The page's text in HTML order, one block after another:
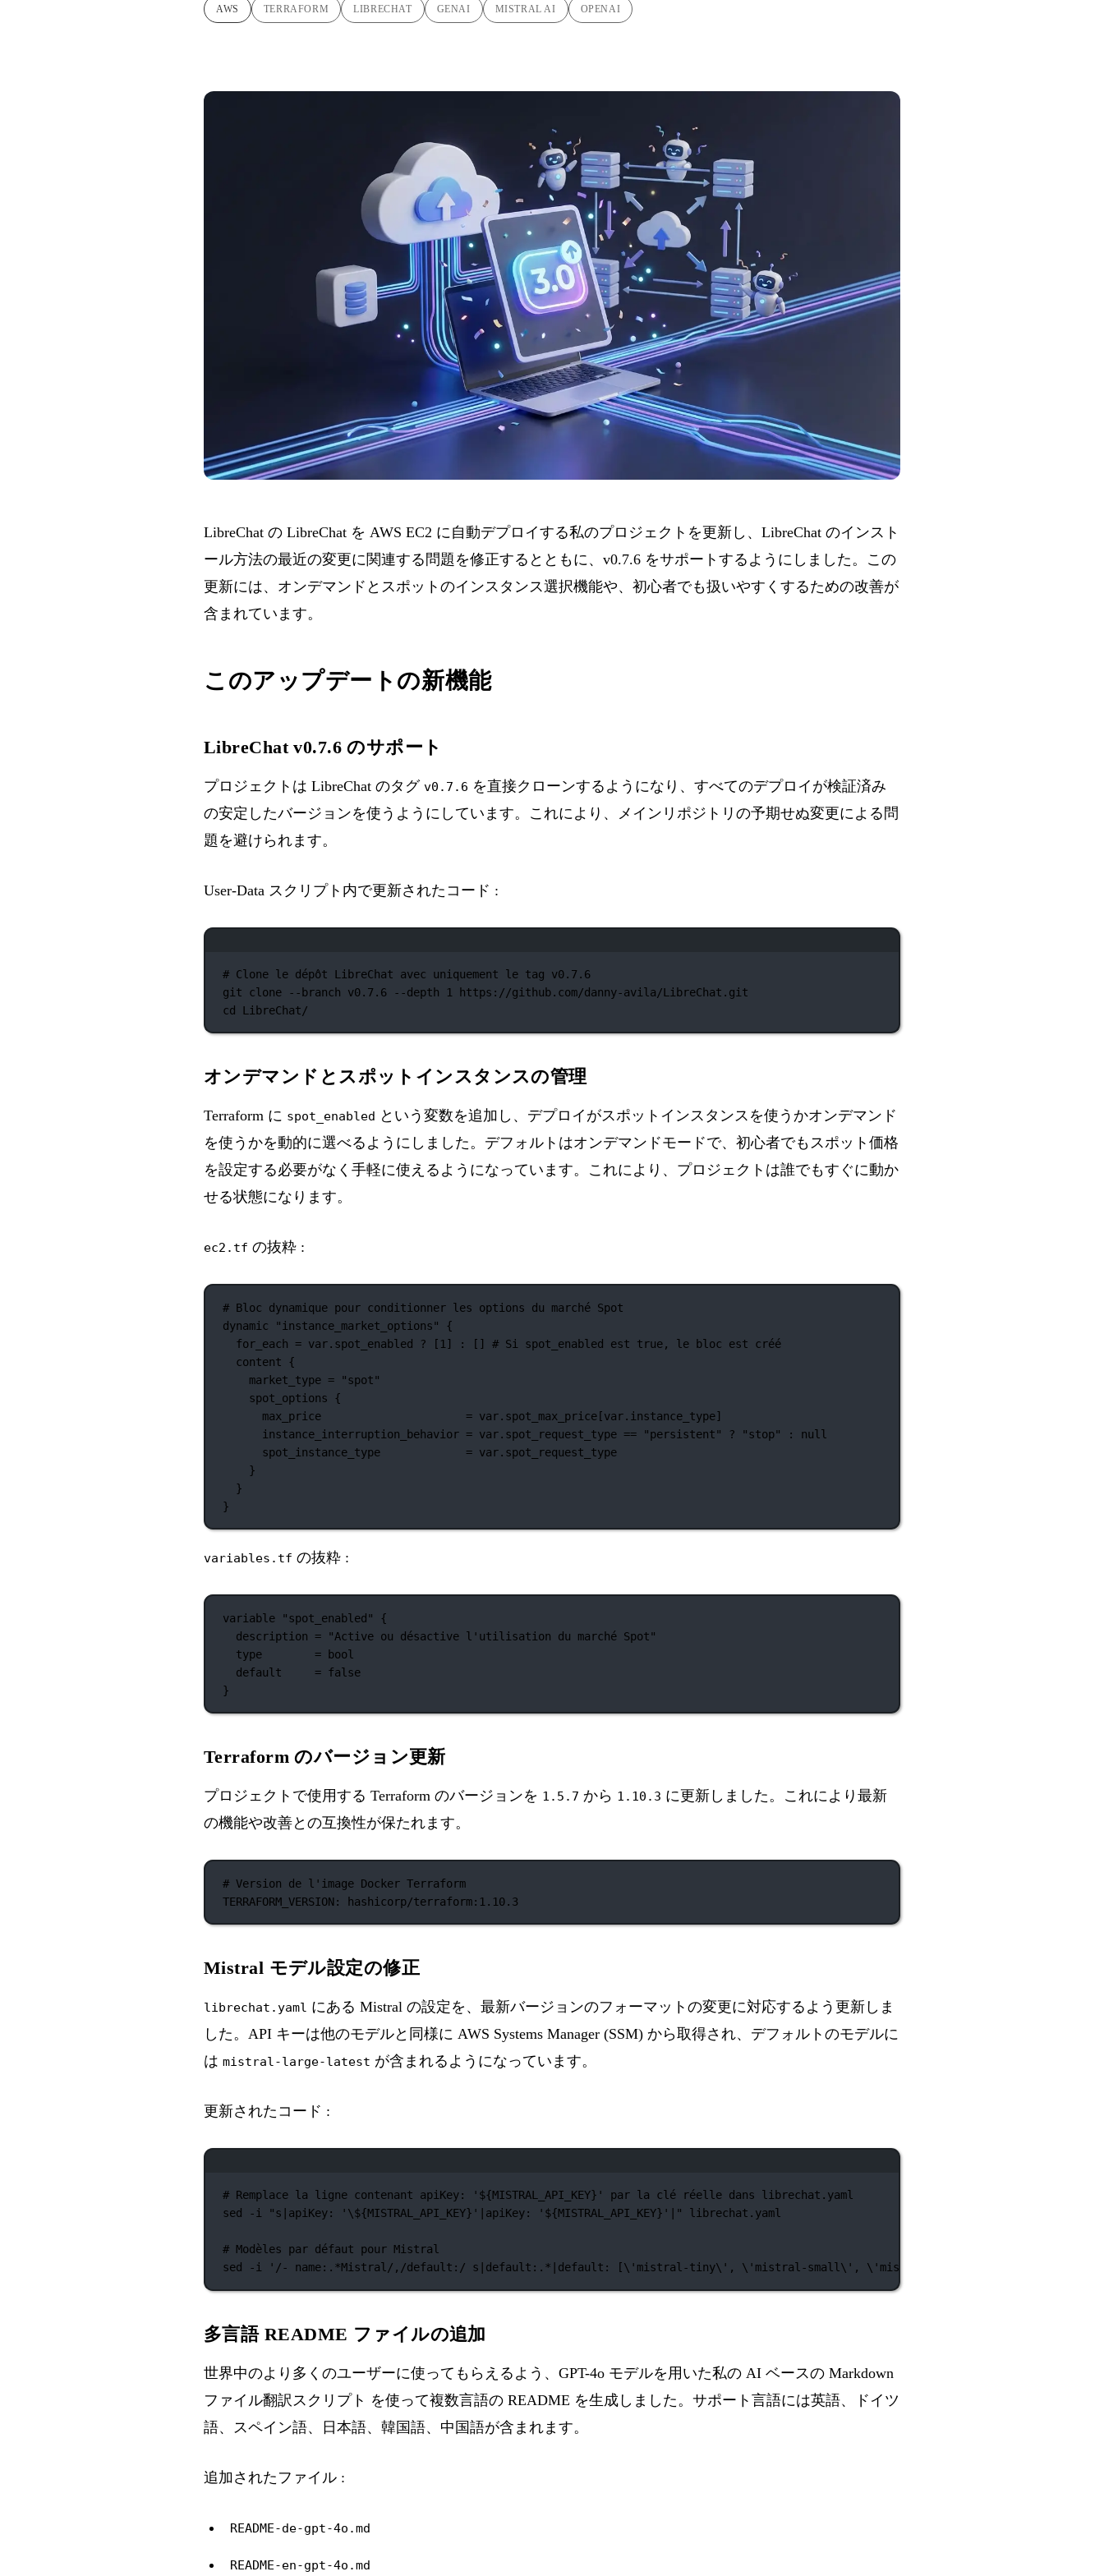
AWS TERRAFORM LIBRECHAT GENAI MISTRAL AI OPENAI
LibreChat の LibreChat を AWS EC2 に自動デプロイする私のプロジェクトを更新し、LibreChat のインスト
ール方法の最近の変更に関連する問題を修正するとともに、v0.7.6 をサポートするようにしました。この
更新には、オンデマンドとスポットのインスタンス選択機能や、初心者でも扱いやすくするための改善が
含まれています。
このアップデートの新機能
LibreChat v0.7.6 のサポート
プロジェクトは LibreChat のタグ v0.7.6 を直接クローンするようになり、すべてのデプロイが検証済み
の安定したバージョンを使うようにしています。これにより、メインリポジトリの予期せぬ変更による問
題を避けられます。
User-Data スクリプト内で更新されたコード :
# Clone le dépôt LibreChat avec uniquement le tag v0.7.6
git
clone --branch v0.7.6 --depth 1
https://github.com/danny-avila/LibreChat.git
cd
LibreChat/
オンデマンドとスポットインスタンスの管理
Terraform に spot_enabled という変数を追加し、デプロイがスポットインスタンスを使うかオンデマンド
を使うかを動的に選べるようにしました。デフォルトはオンデマンドモードで、初心者でもスポット価格
を設定する必要がなく手軽に使えるようになっています。これにより、プロジェクトは誰でもすぐに動か
せる状態になります。
ec2.tf の抜粋 :
# Bloc dynamique pour conditionner les options du marché Spot
dynamic
"instance_market_options"
{
for_each = var. spot_enabled ? [ 1 ] : [] # Si spot_enabled est true, le bloc est créé
content {
market_type =
"spot"
spot_options {
max_price
= var. spot_max_price[var. instance_type]
instance_interruption_behavior = var. spot_request_type == "persistent" ? "stop" :
null
spot_instance_type
= var. spot_request_type
}
}
}
variables.tf の抜粋 :
variable "spot_enabled"
{
description =
"Active ou désactive l'utilisation du marché Spot"
type
=
bool
default
= false
}
Terraform のバージョン更新
プロジェクトで使用する Terraform のバージョンを 1.5.7 から 1.10.3 に更新しました。これにより最新
の機能や改善との互換性が保たれます。
# Version de l'image Docker Terraform
TERRAFORM_VERSION: hashicorp/terraform:1.10.3
Mistral モデル設定の修正
librechat.yaml にある Mistral の設定を、最新バージョンのフォーマットの変更に対応するよう更新しま
した。API キーは他のモデルと同様に AWS Systems Manager (SSM) から取得され、デフォルトのモデルに
は mistral-large-latest が含まれるようになっています。
更新されたコード :
# Remplace la ligne contenant apiKey: '${MISTRAL_API_KEY}' par la clé réelle dans librechat.yaml
sed
-i "s|apiKey: ' \${MISTRAL_API_KEY}'|apiKey: '${MISTRAL_API_KEY}'|" librechat.yaml
# Modèles par défaut pour Mistral
sed
-i '/- name:.*Mistral/,/default:/ s|default:.*|default: [\'mistral-tiny\' , \' mistral-small\' , \' mistral-medium
多言語 README ファイルの追加
世界中のより多くのユーザーに使ってもらえるよう、GPT-4o モデルを用いた私の AI ベースの Markdown
ファイル翻訳スクリプト を使って複数言語の README を生成しました。サポート言語には英語、ドイツ
語、スペイン語、日本語、韓国語、中国語が含まれます。
追加されたファイル :
README-de-gpt-4o.md
README-en-gpt-4o.md